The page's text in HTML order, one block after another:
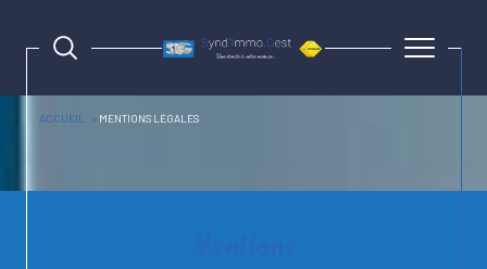
ACCUEIL MENTIONS LÉGALES